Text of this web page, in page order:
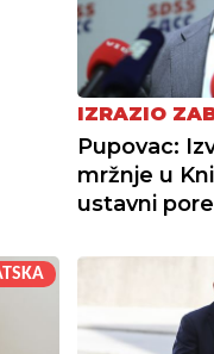
IZRAZIO
Pupovac:
mržnje u
ustavni